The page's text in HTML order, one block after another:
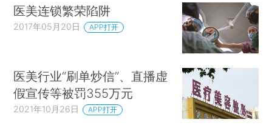
医美连锁繁荣陷阱
2017年05月20日 APP打开
医美行业“刷单炒信”、直播虚
假宣传等被罚355万元
2021年10月26日 APP打开